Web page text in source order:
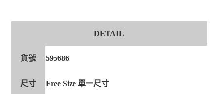
DETAIL
貨號 595686
尺寸 Free Size 單一尺寸